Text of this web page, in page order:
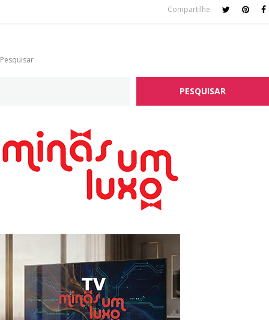
Compartilhe
Pesquisar
PESQUISAR